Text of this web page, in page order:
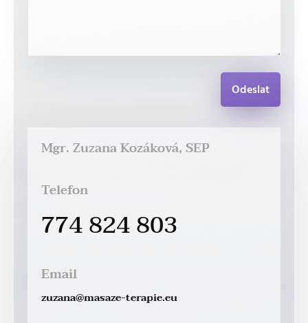
Odeslat
Mgr. Zuzana Kozáková, SEP
Telefon
774 824 803
Email
zuzana@masaze-terapie.eu